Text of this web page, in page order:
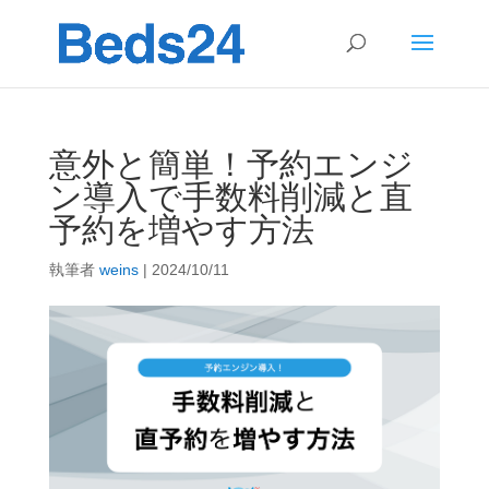
意外と簡単！予約エンジ
ン導入で手数料削減と直
予約を増やす方法
執筆者 weins| 2024/10/11